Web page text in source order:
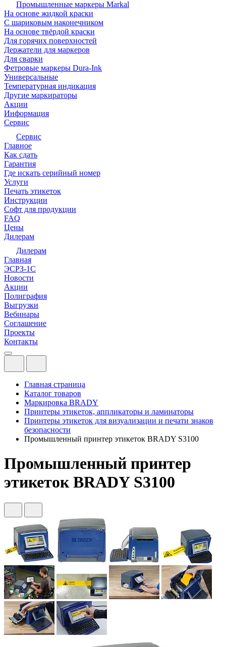
Промышленные маркеры Markal
На основе жидкой краски
С шариковым наконечником
На основе твёрдой краски
Для горячих поверхностей
Держатели для маркеров
Для сварки
Фетровые маркеры Dura-Ink
Универсальные
Температурная индикация
Другие маркираторы
Акции
Информация
Сервис
Сервис
Главное
Как сдать
Гарантия
Где искать серийный номер
Услуги
Печать этикеток
Инструкции
Софт для продукции
FAQ
Цены
Дилерам
Дилерам
Главная
ЭСРЗ-1С
Новости
Акции
Полиграфия
Выгрузки
Вебинары
Соглашение
Проекты
Контакты
Главная страница
Каталог товаров
Маркировка BRADY
Принтеры этикеток, аппликаторы и ламинаторы
Принтеры этикеток для визуализации и печати знаков
безопасности
Промышленный принтер этикеток BRADY S3100
Промышленный принтер
этикеток BRADY S3100